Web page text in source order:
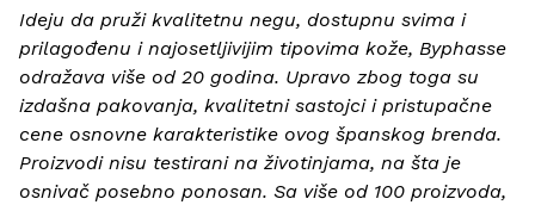
Ideju da pruži kvalitetnu negu, dostupnu svima i
prilagođenu i najosetljivijim tipovima kože, Byphasse
odražava više od 20 godina. Upravo zbog toga su
izdašna pakovanja, kvalitetni sastojci i pristupačne
cene osnovne karakteristike ovog španskog brenda.
Proizvodi nisu testirani na životinjama, na šta je
osnivač posebno ponosan. Sa više od 100 proizvoda,